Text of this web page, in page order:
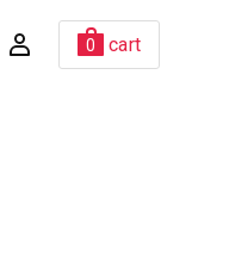
0 cart